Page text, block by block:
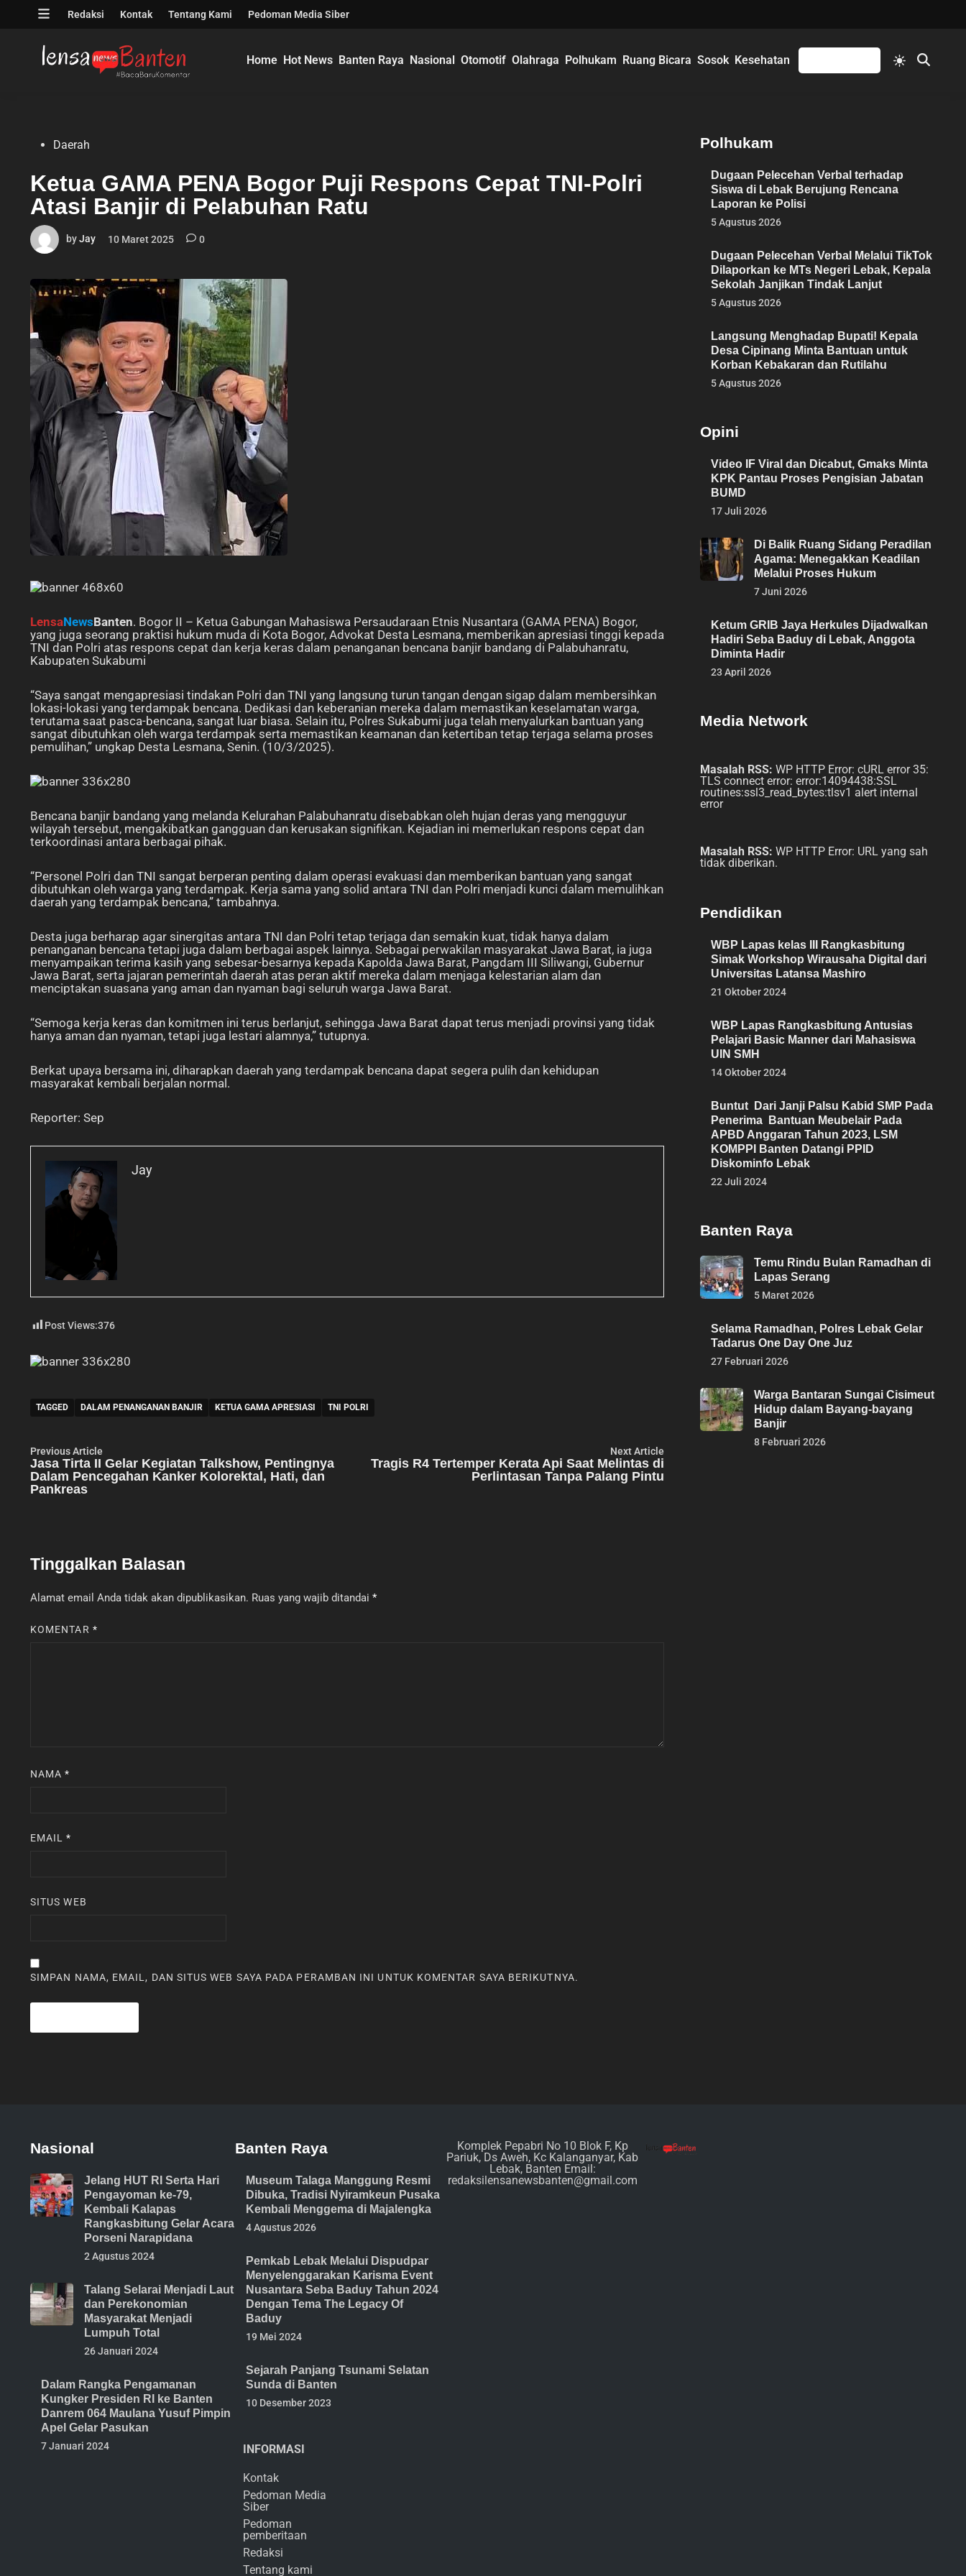
Open
Redaksi Kontak Tentang Kami Pedoman Media Siber
Home Hot News Banten Raya Nasional Otomotif Olahraga Polhukam Ruang Bicara Sosok Kesehatan
Switch
to
Open
PostedDaerah
Ketua GAMA PENA Bogor Puji Respons Cepat TNI-Polri
Atasi Banjir di Pelabuhan Ratu
byJay 10 Maret 2025 0
LensaNewsBanten. Bogor II – Ketua Gabungan Mahasiswa Persaudaraan Etnis Nusantara (GAMA PENA) Bogor,
yang juga seorang praktisi hukum muda di Kota Bogor, Advokat Desta Lesmana, memberikan apresiasi tinggi kepada
TNI dan Polri atas respons cepat dan kerja keras dalam penanganan bencana banjir bandang di Palabuhanratu,
Kabupaten Sukabumi
“Saya sangat mengapresiasi tindakan Polri dan TNI yang langsung turun tangan dengan sigap dalam membersihkan
lokasi-lokasi yang terdampak bencana. Dedikasi dan keberanian mereka dalam memastikan keselamatan warga,
terutama saat pasca-bencana, sangat luar biasa. Selain itu, Polres Sukabumi juga telah menyalurkan bantuan yang
sangat dibutuhkan oleh warga terdampak serta memastikan keamanan dan ketertiban tetap terjaga selama proses
pemulihan,” ungkap Desta Lesmana, Senin. (10/3/2025).
Bencana banjir bandang yang melanda Kelurahan Palabuhanratu disebabkan oleh hujan deras yang mengguyur
wilayah tersebut, mengakibatkan gangguan dan kerusakan signifikan. Kejadian ini memerlukan respons cepat dan
terkoordinasi antara berbagai pihak.
“Personel Polri dan TNI sangat berperan penting dalam operasi evakuasi dan memberikan bantuan yang sangat
dibutuhkan oleh warga yang terdampak. Kerja sama yang solid antara TNI dan Polri menjadi kunci dalam memulihkan
daerah yang terdampak bencana,” tambahnya.
Desta juga berharap agar sinergitas antara TNI dan Polri tetap terjaga dan semakin kuat, tidak hanya dalam
penanganan bencana tetapi juga dalam berbagai aspek lainnya. Sebagai perwakilan masyarakat Jawa Barat, ia juga
menyampaikan terima kasih yang sebesar-besarnya kepada Kapolda Jawa Barat, Pangdam III Siliwangi, Gubernur
Jawa Barat, serta jajaran pemerintah daerah atas peran aktif mereka dalam menjaga kelestarian alam dan
menciptakan suasana yang aman dan nyaman bagi seluruh warga Jawa Barat.
“Semoga kerja keras dan komitmen ini terus berlanjut, sehingga Jawa Barat dapat terus menjadi provinsi yang tidak
hanya aman dan nyaman, tetapi juga lestari alamnya,” tutupnya.
Berkat upaya bersama ini, diharapkan daerah yang terdampak bencana dapat segera pulih dan kehidupan
masyarakat kembali berjalan normal.
Reporter: Sep
Jay
Post Views:376
TAGGED DALAM PENANGANAN BANJIR KETUA GAMA APRESIASI TNI POLRI
Navigasi
pos
Previous Article
article:
Jasa Tirta II Gelar Kegiatan Talkshow, Pentingnya
Dalam Pencegahan Kanker Kolorektal, Hati, dan
Pankreas
Next Article
Tragis R4 Tertemper Kerata Api Saat Melintas di
Perlintasan Tanpa Palang Pintu
Tinggalkan Balasan
Alamat email Anda tidak akan dipublikasikan. Ruas yang wajib ditandai *
KOMENTAR *
NAMA*
EMAIL*
SITUS WEB
SIMPAN NAMA, EMAIL, DAN SITUS WEB SAYA PADA PERAMBAN INI UNTUK KOMENTAR SAYA BERIKUTNYA.
Polhukam
Dugaan Pelecehan Verbal terhadap
Siswa di Lebak Berujung Rencana
Laporan ke Polisi
5 Agustus 2026
Dugaan Pelecehan Verbal Melalui TikTok
Dilaporkan ke MTs Negeri Lebak, Kepala
Sekolah Janjikan Tindak Lanjut
5 Agustus 2026
Langsung Menghadap Bupati! Kepala
Desa Cipinang Minta Bantuan untuk
Korban Kebakaran dan Rutilahu
5 Agustus 2026
Opini
Video IF Viral dan Dicabut, Gmaks Minta
KPK Pantau Proses Pengisian Jabatan
BUMD
17 Juli 2026
Di Balik Ruang Sidang Peradilan
Agama: Menegakkan Keadilan
Melalui Proses Hukum
7 Juni 2026
Ketum GRIB Jaya Herkules Dijadwalkan
Hadiri Seba Baduy di Lebak, Anggota
Diminta Hadir
23 April 2026
Media Network
Masalah RSS: WP HTTP Error: cURL error 35:
TLS connect error: error:14094438:SSL
routines:ssl3_read_bytes:tlsv1 alert internal
error
Masalah RSS: WP HTTP Error: URL yang sah
tidak diberikan.
Pendidikan
WBP Lapas kelas III Rangkasbitung
Simak Workshop Wirausaha Digital dari
Universitas Latansa Mashiro
21 Oktober 2024
WBP Lapas Rangkasbitung Antusias
Pelajari Basic Manner dari Mahasiswa
UIN SMH
14 Oktober 2024
Buntut Dari Janji Palsu Kabid SMP Pada
Penerima Bantuan Meubelair Pada
APBD Anggaran Tahun 2023, LSM
KOMPPI Banten Datangi PPID
Diskominfo Lebak
22 Juli 2024
Banten Raya
Temu Rindu Bulan Ramadhan di
Lapas Serang
5 Maret 2026
Selama Ramadhan, Polres Lebak Gelar
Tadarus One Day One Juz
27 Februari 2026
Warga Bantaran Sungai Cisimeut
Hidup dalam Bayang-bayang
Banjir
8 Februari 2026
Nasional
Jelang HUT RI Serta Hari
Pengayoman ke-79,
Kembali Kalapas
Rangkasbitung Gelar Acara
Porseni Narapidana
2 Agustus 2024
Talang Selarai Menjadi Laut
dan Perekonomian
Masyarakat Menjadi
Lumpuh Total
26 Januari 2024
Dalam Rangka Pengamanan
Kungker Presiden RI ke Banten
Danrem 064 Maulana Yusuf Pimpin
Apel Gelar Pasukan
7 Januari 2024
Banten Raya
Museum Talaga Manggung Resmi
Dibuka, Tradisi Nyiramkeun Pusaka
Kembali Menggema di Majalengka
4 Agustus 2026
Pemkab Lebak Melalui Dispudpar
Menyelenggarakan Karisma Event
Nusantara Seba Baduy Tahun 2024
Dengan Tema The Legacy Of
Baduy
19 Mei 2024
Sejarah Panjang Tsunami Selatan
Sunda di Banten
10 Desember 2023
INFORMASI
Kontak
Pedoman Media
Siber
Pedoman
pemberitaan
Redaksi
Tentang kami
Komplek Pepabri No 10 Blok F, Kp
Pariuk, Ds Aweh, Kc Kalanganyar, Kab
Lebak, Banten Email:
redaksilensanewsbanten@gmail.com